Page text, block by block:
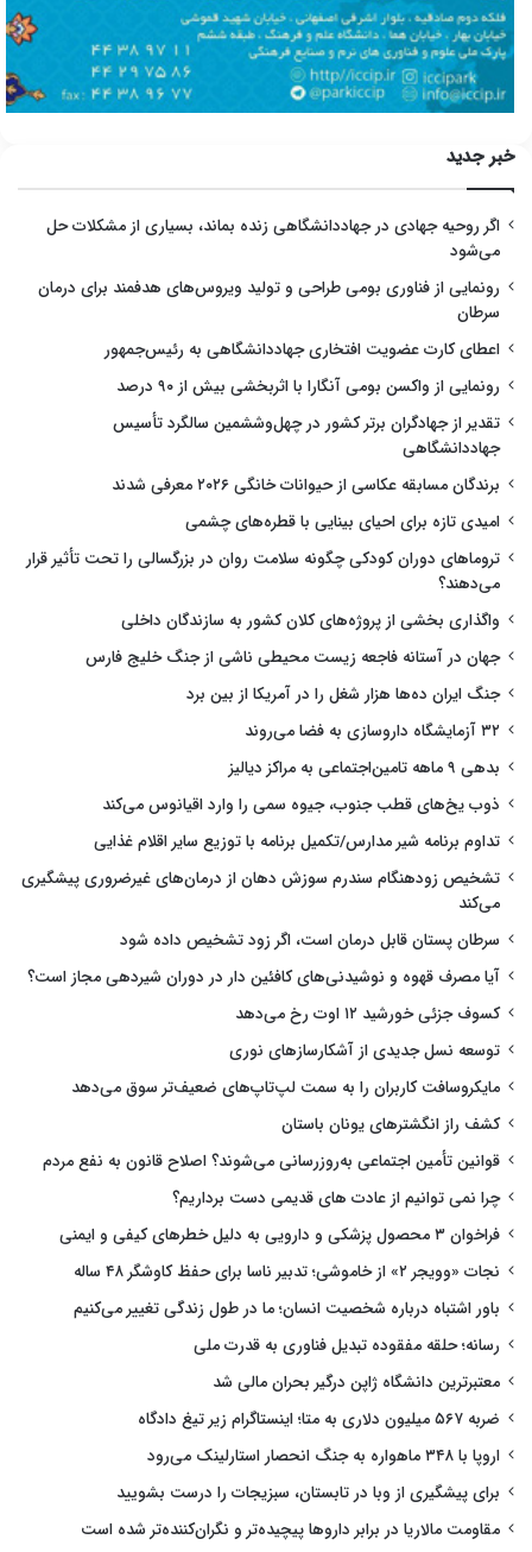
خبر جدید
اگر روحیه جهادی در جهاددانشگاهی زنده بماند، بسیاری از مشکلات حل
می‌شود
رونمایی از فناوری بومی طراحی و تولید ویروس‌های هدفمند برای درمان
سرطان
اعطای کارت عضویت افتخاری جهاددانشگاهی به رئیس‌جمهور
رونمایی از واکسن بومی آنگارا با اثربخشی بیش از ۹۰ درصد
تقدیر از جهادگران برتر کشور در چهل‌وششمین سالگرد تأسیس
جهاددانشگاهی
برندگان مسابقه عکاسی از حیوانات خانگی ۲۰۲۶ معرفی شدند
امیدی تازه برای احیای بینایی با قطره‌های چشمی
تروماهای دوران کودکی چگونه سلامت روان در بزرگسالی را تحت تأثیر قرار
می‌دهند؟
واگذاری بخشی از پروژه‌های کلان کشور به سازندگان داخلی
جهان در آستانه فاجعه زیست محیطی ناشی از جنگ خلیج فارس
جنگ ایران ده‌ها هزار شغل را در آمریکا از بین برد
۳۲ آزمایشگاه داروسازی به فضا می‌روند
بدهی ۹ ماهه تامین‌اجتماعی به مراکز دیالیز
ذوب یخ‌های قطب جنوب، جیوه سمی را وارد اقیانوس می‌کند
تداوم برنامه شیر مدارس/تکمیل برنامه با توزیع سایر اقلام غذایی
تشخیص زودهنگام سندرم سوزش دهان از درمان‌های غیرضروری پیشگیری
می‌کند
سرطان پستان قابل درمان است، اگر زود تشخیص داده شود
آیا مصرف قهوه و نوشیدنی‌های کافئین دار در دوران شیردهی مجاز است؟
کسوف جزئی خورشید ۱۲ اوت رخ می‌دهد
توسعه نسل جدیدی از آشکارسازهای نوری
مایکروسافت کاربران را به سمت لپ‌تاپ‌های ضعیف‌تر سوق می‌دهد
کشف راز انگشترهای یونان باستان
قوانین تأمین اجتماعی به‌روزرسانی می‌شوند؟ اصلاح قانون به نفع مردم
چرا نمی توانیم از عادت های قدیمی دست برداریم؟
فراخوان ۳ محصول پزشکی و دارویی به دلیل خطرهای کیفی و ایمنی
نجات «وویجر ۲» از خاموشی؛ تدبیر ناسا برای حفظ کاوشگر ۴۸ ساله
باور اشتباه درباره شخصیت انسان؛ ما در طول زندگی تغییر می‌کنیم
رسانه؛ حلقه مفقوده تبدیل فناوری به قدرت ملی
معتبرترین دانشگاه ژاپن درگیر بحران مالی شد
ضربه ۵۶۷ میلیون دلاری به متا؛ اینستاگرام زیر تیغ دادگاه
اروپا با ۳۴۸ ماهواره به جنگ انحصار استارلینک می‌رود
برای پیشگیری از وبا در تابستان، سبزیجات را درست بشویید
مقاومت مالاریا در برابر داروها پیچیده‌تر و نگران‌کننده‌تر شده است